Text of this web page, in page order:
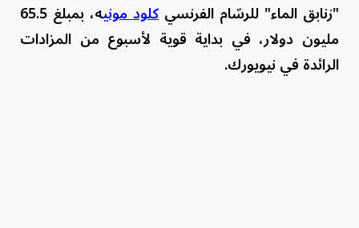
"زنابق الماء" للرسّام الفرنسيكلود موني
ه، بمبلغ 65.5
مليون دولار، في بداية قوية لأسبوع من المزادات
الرائدة في نيويورك.